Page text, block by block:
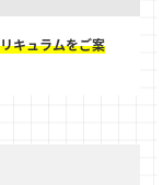
キュラムをご案